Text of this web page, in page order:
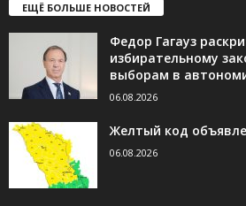
ЕЩЁ БОЛЬШЕ НОВОСТЕЙ
Федор Гагауз
избирательному
выборам в
06.08.2026
Желтый код
06.08.2026